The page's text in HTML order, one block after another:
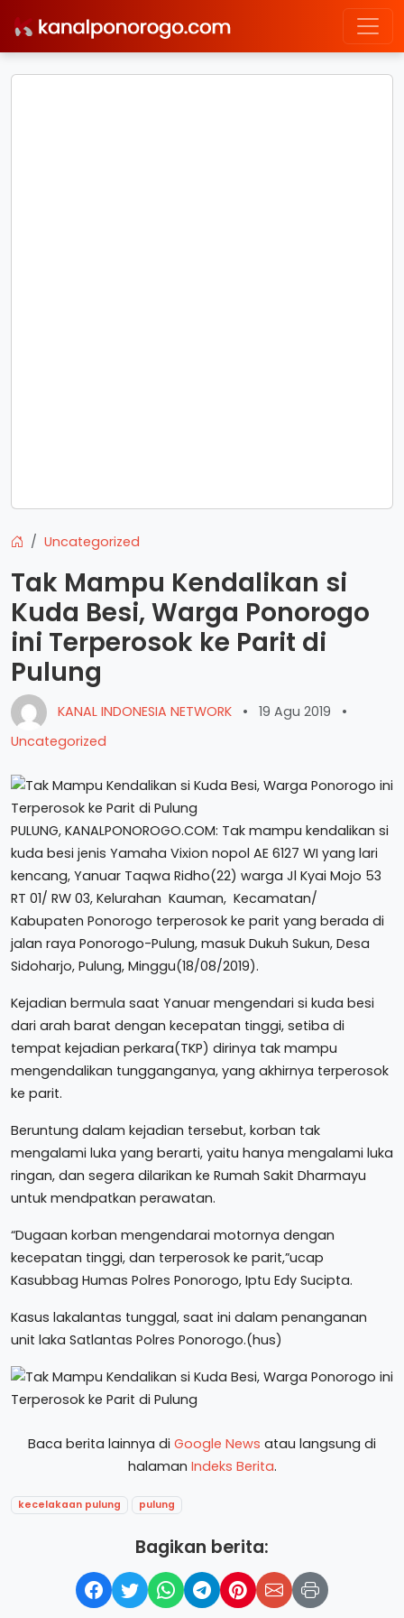
Uncategorized
Tak Mampu Kendalikan si
Kuda Besi, Warga Ponorogo
ini Terperosok ke Parit di
Pulung
KANAL INDONESIA NETWORK • 19 Agu 2019
•
Uncategorized
PULUNG, KANALPONOROGO.COM: Tak mampu kendalikan si
kuda besi jenis Yamaha Vixion nopol AE 6127 WI yang lari
kencang, Yanuar Taqwa Ridho(22) warga Jl Kyai Mojo 53
RT 01/ RW 03, Kelurahan Kauman, Kecamatan/
Kabupaten Ponorogo terperosok ke parit yang berada di
jalan raya Ponorogo-Pulung, masuk Dukuh Sukun, Desa
Sidoharjo, Pulung, Minggu(18/08/2019).
Kejadian bermula saat Yanuar mengendari si kuda besi
dari arah barat dengan kecepatan tinggi, setiba di
tempat kejadian perkara(TKP) dirinya tak mampu
mengendalikan tungganganya, yang akhirnya terperosok
ke parit.
Beruntung dalam kejadian tersebut, korban tak
mengalami luka yang berarti, yaitu hanya mengalami luka
ringan, dan segera dilarikan ke Rumah Sakit Dharmayu
untuk mendpatkan perawatan.
“Dugaan korban mengendarai motornya dengan
kecepatan tinggi, dan terperosok ke parit,”ucap
Kasubbag Humas Polres Ponorogo, Iptu Edy Sucipta.
Kasus lakalantas tunggal, saat ini dalam penanganan
unit laka Satlantas Polres Ponorogo.(hus)
Baca berita lainnya di Google News atau langsung di
halaman Indeks Berita.
kecelakaan pulung pulung
Bagikan berita: